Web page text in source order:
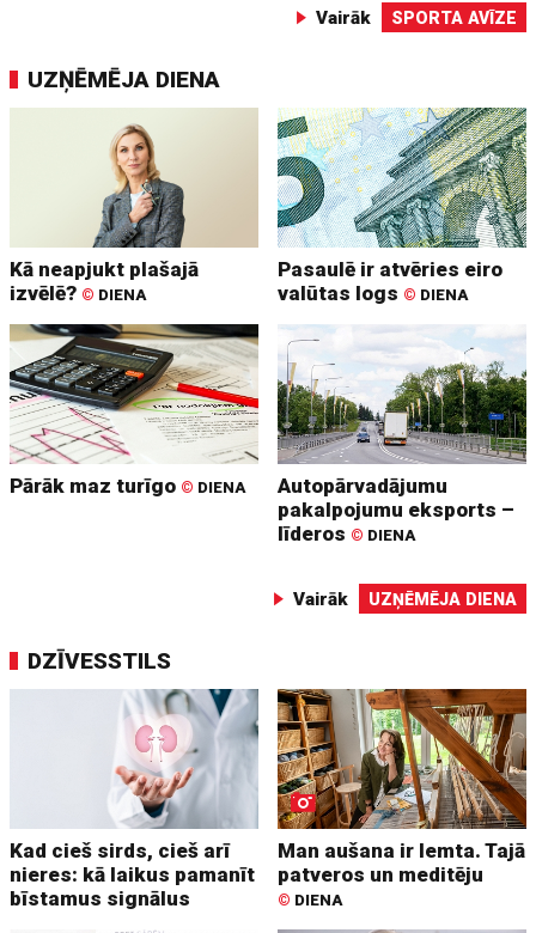
Vairāk SPORTA AVĪZE
UZŅĒMĒJA DIENA
Kā neapjukt plašajā
izvēlē? © DIENA
Pasaulē ir atvēries eiro
valūtas logs © DIENA
Pārāk maz turīgo © DIENA
Autopārvadājumu
pakalpojumu eksports –
līderos © DIENA
Vairāk UZŅĒMĒJA DIENA
DZĪVESSTILS
Kad cieš sirds, cieš arī
nieres: kā laikus pamanīt
bīstamus signālus
Man aušana ir lemta. Tajā
patveros un meditēju
© DIENA